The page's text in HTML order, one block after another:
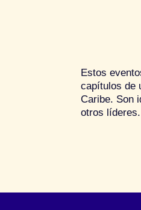
Estos
capítulos de
Caribe. Son
otros líderes.